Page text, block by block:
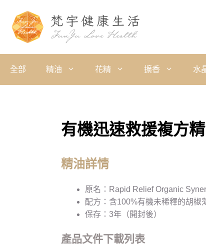
全部 精油 花精 擴香 水
有機迅速救援複方
精油詳情
原名：Rapid Relief Organic
配方：含100%有機未稀釋的胡椒
保存：3年（開封後）
產品文件下載列表